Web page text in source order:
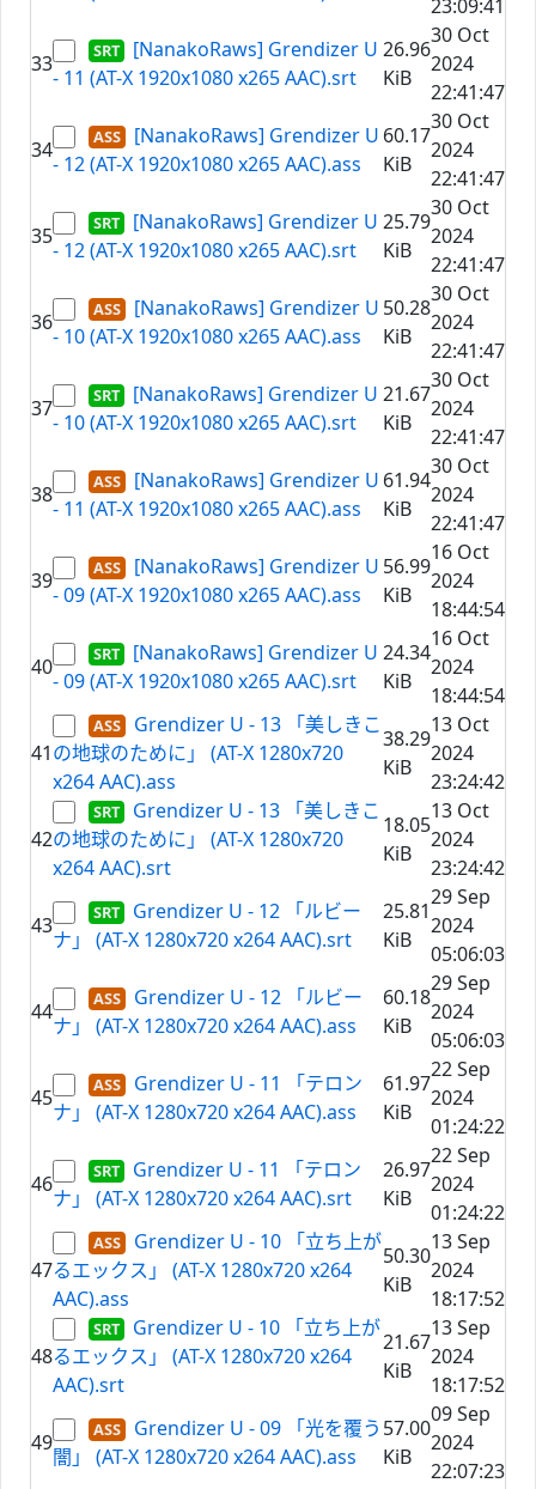
23:09:41
33
[NanakoRaws] Grendizer U
- 11 (AT-X 1920x1080 x265 AAC).srt
26.96
KiB
30 Oct
2024
22:41:47
34
[NanakoRaws] Grendizer U
- 12 (AT-X 1920x1080 x265 AAC).ass
60.17
KiB
30 Oct
2024
22:41:47
35
[NanakoRaws] Grendizer U
- 12 (AT-X 1920x1080 x265 AAC).srt
25.79
KiB
30 Oct
2024
22:41:47
36
[NanakoRaws] Grendizer U
- 10 (AT-X 1920x1080 x265 AAC).ass
50.28
KiB
30 Oct
2024
22:41:47
37
[NanakoRaws] Grendizer U
- 10 (AT-X 1920x1080 x265 AAC).srt
21.67
KiB
30 Oct
2024
22:41:47
38
[NanakoRaws] Grendizer U
- 11 (AT-X 1920x1080 x265 AAC).ass
61.94
KiB
30 Oct
2024
22:41:47
39
[NanakoRaws] Grendizer U
- 09 (AT-X 1920x1080 x265 AAC).ass
56.99
KiB
16 Oct
2024
18:44:54
40
[NanakoRaws] Grendizer U
- 09 (AT-X 1920x1080 x265 AAC).srt
24.34
KiB
16 Oct
2024
18:44:54
41
Grendizer U - 13 「美しきこ
の地球のために」 (AT-X 1280x720
x264 AAC).ass
38.29
KiB
13 Oct
2024
23:24:42
42
Grendizer U - 13 「美しきこ
の地球のために」 (AT-X 1280x720
x264 AAC).srt
18.05
KiB
13 Oct
2024
23:24:42
43
Grendizer U - 12 「ルビー
ナ」 (AT-X 1280x720 x264 AAC).srt
25.81
KiB
29 Sep
2024
05:06:03
44
Grendizer U - 12 「ルビー
ナ」 (AT-X 1280x720 x264 AAC).ass
60.18
KiB
29 Sep
2024
05:06:03
45
Grendizer U - 11 「テロン
ナ」 (AT-X 1280x720 x264 AAC).ass
61.97
KiB
22 Sep
2024
01:24:22
46
Grendizer U - 11 「テロン
ナ」 (AT-X 1280x720 x264 AAC).srt
26.97
KiB
22 Sep
2024
01:24:22
47
Grendizer U - 10 「立ち上が
るエックス」 (AT-X 1280x720 x264
AAC).ass
50.30
KiB
13 Sep
2024
18:17:52
48
Grendizer U - 10 「立ち上が
るエックス」 (AT-X 1280x720 x264
AAC).srt
21.67
KiB
13 Sep
2024
18:17:52
49
Grendizer U - 09 「光を覆う
闇」 (AT-X 1280x720 x264 AAC).ass
57.00
KiB
09 Sep
2024
22:07:23